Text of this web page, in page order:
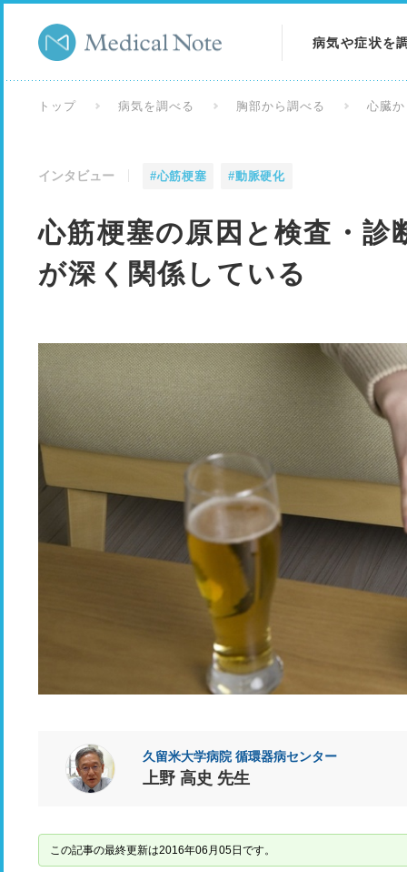
病気や症状を
トップ 病気を調べる 胸部から調べる 心臓
インタビュー #心筋梗塞 #動脈硬化
心筋梗塞の原因と検査・診
が深く関係している
久留米大学病院 循環器病センター
上野 高史 先生
この記事の最終更新は2016年06月05日です。